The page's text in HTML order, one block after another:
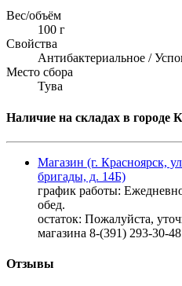
Вес/объём
100 г
Свойства
Антибактериальное /
Место сбора
Тува
Наличие на складах в городе
Магазин (г. Красноярск,
бригады, д. 14Б)
график работы:
обед.
остаток: Пожалуйста,
магазина 8-(391) 293-30-48
Отзывы